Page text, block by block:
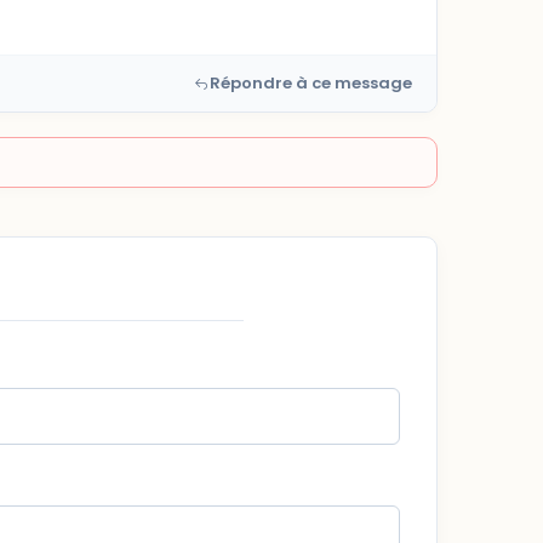
Répondre à ce message